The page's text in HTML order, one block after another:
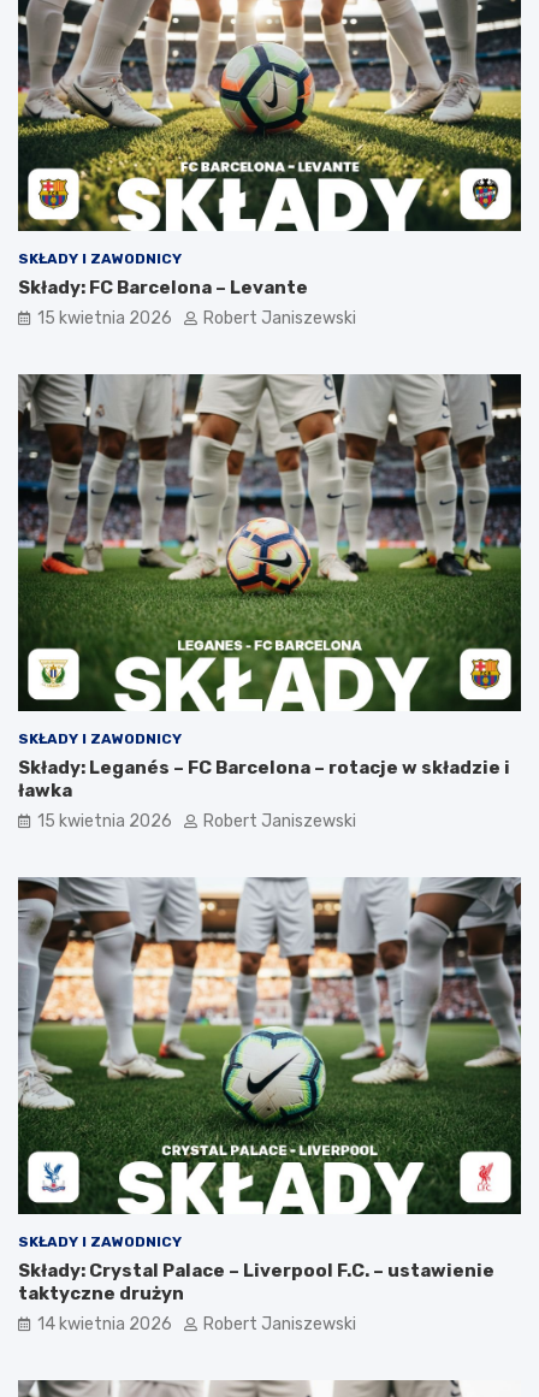
SKŁADY I ZAWODNICY
Składy: FC Barcelona – Levante
15 kwietnia 2026 Robert Janiszewski
SKŁADY I ZAWODNICY
Składy: Leganés – FC Barcelona – rotacje w składzie i
ławka
15 kwietnia 2026 Robert Janiszewski
SKŁADY I ZAWODNICY
Składy: Crystal Palace – Liverpool F.C. – ustawienie
taktyczne drużyn
14 kwietnia 2026 Robert Janiszewski